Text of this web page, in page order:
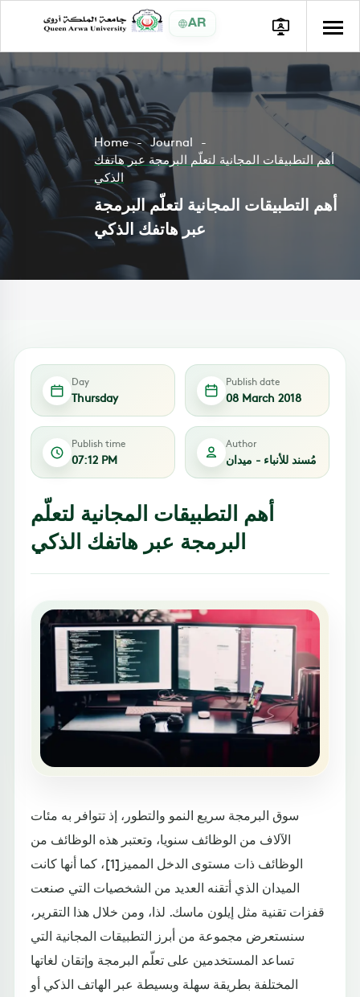
AR
Home
Journal
أهم التطبيقات المجانية لتعلّم البرمجة عبر هاتفك
الذكي
أهم التطبيقات المجانية لتعلّم البرمجة
عبر هاتفك الذكي
Day
Thursday
Publish date
08 March 2018
Publish time
07:12 PM
Author
مُسند للأنباء - ميدان
أهم التطبيقات المجانية لتعلّم
البرمجة عبر هاتفك الذكي
سوق البرمجة سريع النمو والتطور، إذ تتوافر به مئات
الآلاف من الوظائف سنويا، وتعتبر هذه الوظائف من
الوظائف ذات مستوى الدخل المميز[1]، كما أنها كانت
الميدان الذي أتقنه العديد من الشخصيات التي صنعت
قفزات تقنية مثل إيلون ماسك. لذا، ومن خلال هذا التقرير،
سنستعرض مجموعة من أبرز التطبيقات المجانية التي
تساعد المستخدمين على تعلّم البرمجة وإتقان لغاتها
المختلفة بطريقة سهلة وبسيطة عبر الهاتف الذكي أو